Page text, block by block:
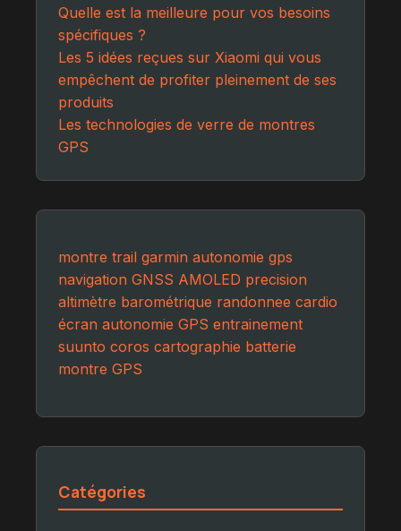
Quelle est la meilleure pour vos besoins
spécifiques ?
Les 5 idées reçues sur Xiaomi qui vous
empêchent de profiter pleinement de ses
produits
Les technologies de verre de montres
GPS
montre trail garmin autonomie gps
navigation GNSS AMOLED precision
altimètre barométrique randonnee cardio
écran autonomie GPS entrainement
suunto coros cartographie batterie
montre GPS
Catégories